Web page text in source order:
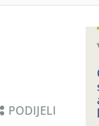
PODIJELI